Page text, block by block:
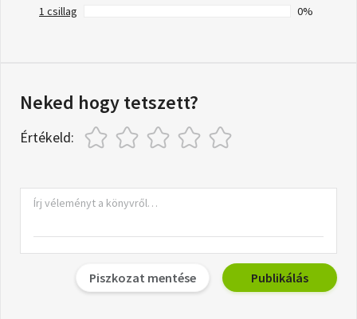
1 csillag
0%
Neked hogy tetszett?
Értékeld:
Piszkozat mentése Publikálás